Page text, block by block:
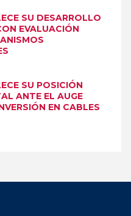
SU DESARROLLO
EVALUACIÓN
SU POSICIÓN
ANTE EL AUGE
EN CABLES